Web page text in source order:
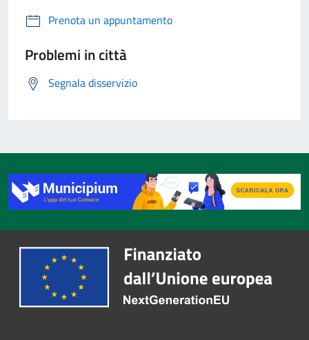
Prenota un appuntamento
Problemi in città
Segnala disservizio